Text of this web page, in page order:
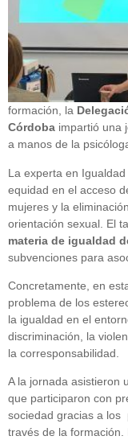
formación, la
Córdoba impartió una
a manos de la
La experta en
equidad en el acceso
mujeres y la
orientación sexual. El
materia de igualdad
subvenciones para
Concretamente, en
problema de los
la igualdad en el
discriminación, la
la corresponsabilidad.
A la jornada asistieron
que participaron con
sociedad gracias a los
través de la